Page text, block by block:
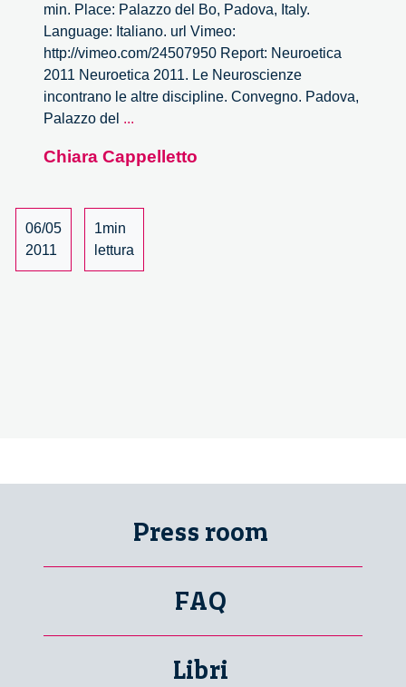
min. Place: Palazzo del Bo, Padova, Italy.
Language: Italiano. url Vimeo:
http://vimeo.com/24507950 Report: Neuroetica
2011 Neuroetica 2011. Le Neuroscienze
incontrano le altre discipline. Convegno. Padova,
Palazzo del ...
incontrano
altre
29/30
Chiara Cappelletto
06/05
2011
1min
lettura
Press room
FAQ
Libri